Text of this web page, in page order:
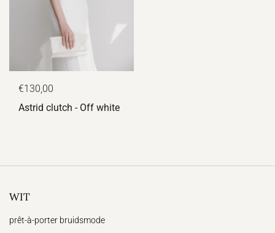
€130,00
Astrid clutch - Off white
WIT
prêt-à-porter bruidsmode